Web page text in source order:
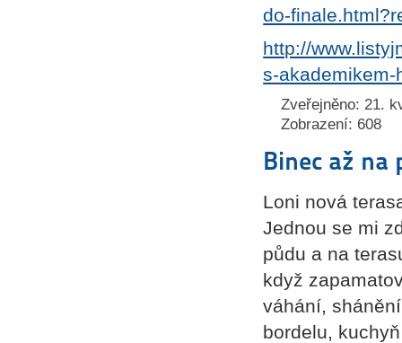
do-
http://
s-
Zveřejněno: 21.
Zobrazení: 608
Binec až na
Loni nová
Jednou se mi
půdu a na
když
váhání,
bordelu,